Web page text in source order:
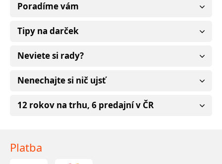
Poradíme vám
Tipy na darček
Neviete si rady?
Nenechajte si nič ujsť
12 rokov na trhu, 6 predajní v ČR
Platba